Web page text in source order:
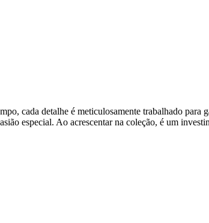
cada detalhe é meticulosamente trabalhado para
especial. Ao acrescentar na coleção, é um